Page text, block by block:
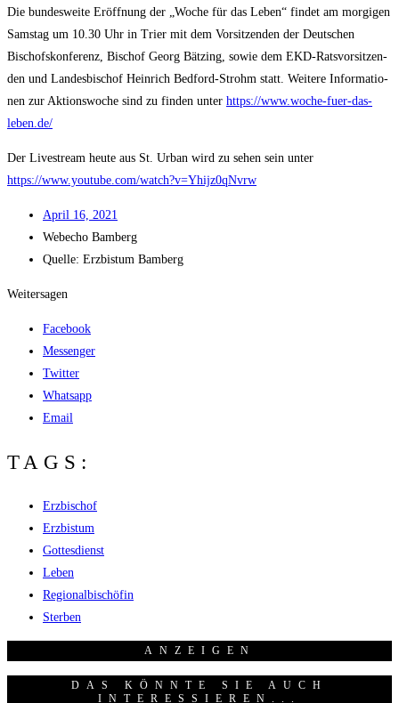
Die bun­des­wei­te Eröff­nung der „Woche für das Leben“ fin­det am mor­gi­gen
Sams­tag um 10.30 Uhr in Trier mit dem Vor­sit­zen­den der Deut­schen
Bischofs­kon­fe­renz, Bischof Georg Bät­zing, sowie dem EKD-Rats­vor­sit­zen­
den und Lan­des­bi­schof Hein­rich Bedford-Strohm statt. Wei­te­re Infor­ma­tio­
nen zur Akti­ons­wo­che sind zu fin­den unter https://www.woche-fuer-das-
leben.de/
Der Live­stream heu­te aus St. Urban wird zu sehen sein unter
https://www.youtube.com/watch?v=Yhijz0qNvrw
April 16, 2021
Web­echo Bamberg
Quel­le: Erz­bis­tum Bamberg
Weitersagen
Facebook
Messenger
Twitter
Whatsapp
Email
TAGS:
Erzbischof
Erzbistum
Gottesdienst
Leben
Regionalbischöfin
Sterben
ANZEI­GEN
DAS KÖNNTE SIE AUCH
INTERESSIEREN...